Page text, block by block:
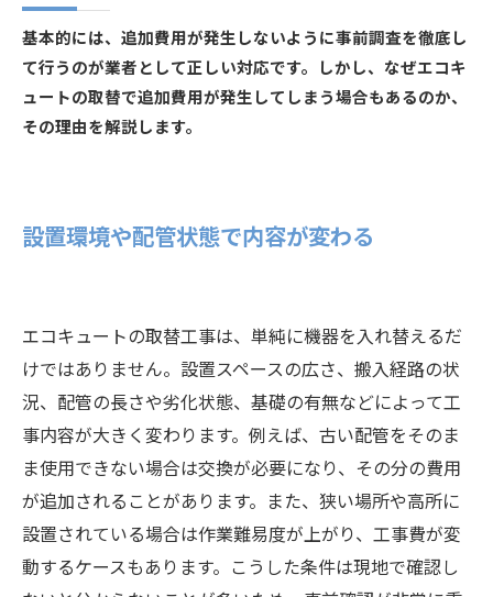
基本的には、追加費用が発生しないように事前調査を徹底し
て行うのが業者として正しい対応です。しかし、なぜエコキ
ュートの取替で追加費用が発生してしまう場合もあるのか、
その理由を解説します。
設置環境や配管状態で内容が変わる
エコキュートの取替工事は、単純に機器を入れ替えるだ
けではありません。設置スペースの広さ、搬入経路の状
況、配管の長さや劣化状態、基礎の有無などによって工
事内容が大きく変わります。例えば、古い配管をそのま
ま使用できない場合は交換が必要になり、その分の費用
が追加されることがあります。また、狭い場所や高所に
設置されている場合は作業難易度が上がり、工事費が変
動するケースもあります。こうした条件は現地で確認し